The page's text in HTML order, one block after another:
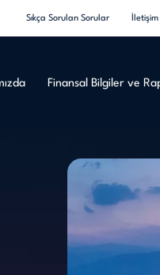
Sıkça Sorulan Sorular
Finansal Bilgiler ve